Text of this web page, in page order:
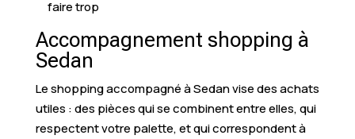
faire trop
Accompagnement shopping à
Sedan
Le shopping accompagné à Sedan vise des achats
utiles : des pièces qui se combinent entre elles, qui
respectent votre palette, et qui correspondent à